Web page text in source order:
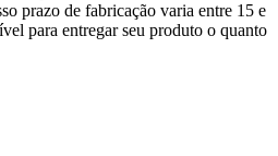
prazo de fabricação varia entre 15 e
para entregar seu produto o quanto